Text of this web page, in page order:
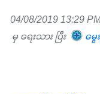
04/08/2019 13:29
မှ ရေးသား ပြီး
မွေ